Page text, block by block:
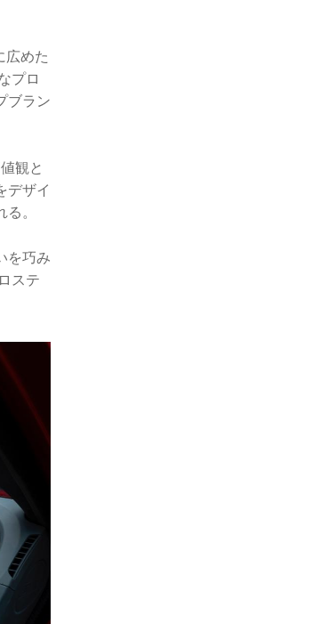
広めた
プロ
ブラン
観と
デザイ
。
を巧み
ステ